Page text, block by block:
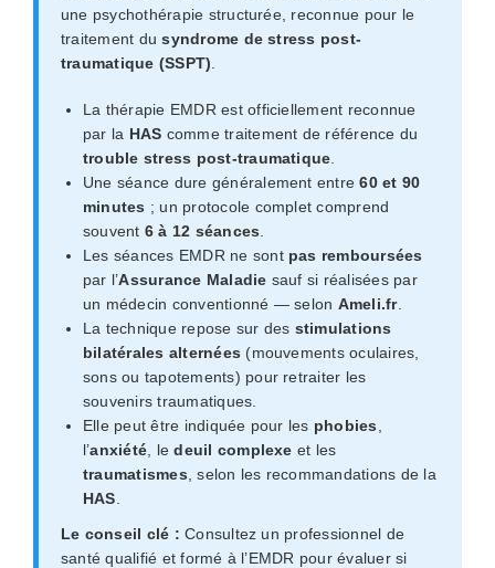
une psychothérapie structurée, reconnue pour le
traitement dusyndrome de stress post-
traumatique (SSPT)
La thérapie EMDR est officiellement reconnue
par la HAS comme traitement de référence du
trouble stress post-traumatique
Une séance dure généralement entre60 et 90
minutes ; un protocole complet comprend
souvent 6 à 12 séances
Les séances EMDR ne sont pas remboursées
par l’Assurance Maladie sauf si réalisées par
un médecin conventionné — selon Ameli.fr.
La technique repose sur des stimulations
bilatérales alternées (mouvements oculaires,
sons ou tapotements) pour retraiter les
souvenirs traumatiques.
Elle peut être indiquée pour les phobies
l’anxiété , ledeuil complexe et les
traumatismes , selon les recommandations de la
HAS
Le conseil clé : Consultez un professionnel de
santé qualifié et formé à l’EMDR pour évaluer si